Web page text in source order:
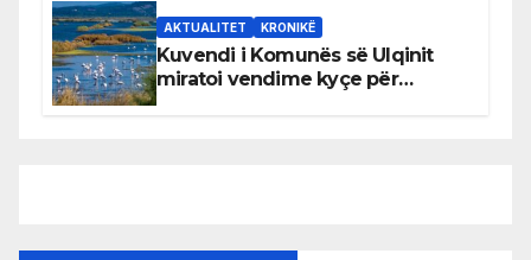
AKTUALITET KRONIKË
Kuvendi i Komunës së Ulqinit
miratoi vendime kyçe për